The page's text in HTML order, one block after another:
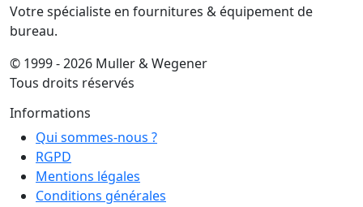
Votre spécialiste en fournitures & équipement de
bureau.
© 1999 - 2026 Muller & Wegener
Tous droits réservés
Informations
Qui sommes-nous ?
RGPD
Mentions légales
Conditions générales